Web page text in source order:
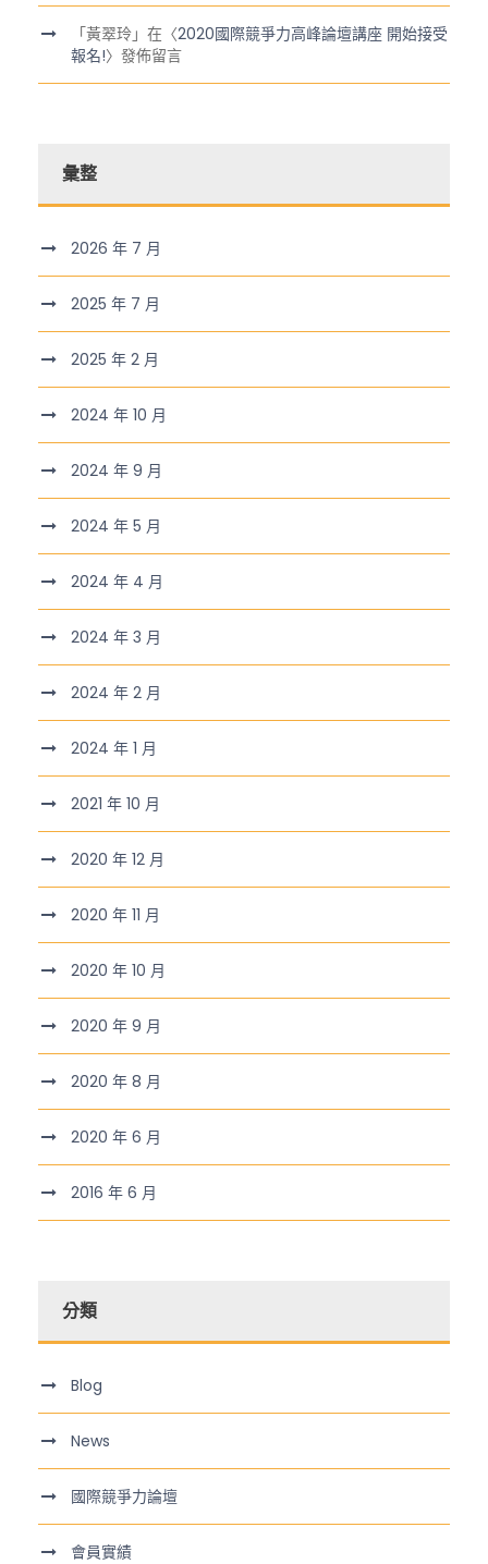
「黃翠玲 」在〈2020國際競爭力高峰論壇講座 開始接受
報名!〉發佈留言
彙整
2026 年 7 月
2025 年 7 月
2025 年 2 月
2024 年 10 月
2024 年 9 月
2024 年 5 月
2024 年 4 月
2024 年 3 月
2024 年 2 月
2024 年 1 月
2021 年 10 月
2020 年 12 月
2020 年 11 月
2020 年 10 月
2020 年 9 月
2020 年 8 月
2020 年 6 月
2016 年 6 月
分類
Blog
News
國際競爭力論壇
會員實績